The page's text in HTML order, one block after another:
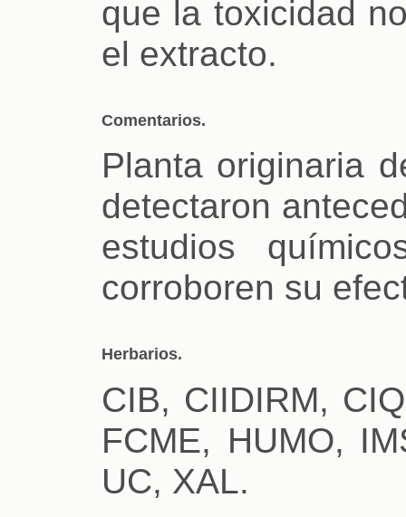
que la toxicidad
el extracto.
Comentarios.
Planta originaria
detectaron
estudios
corroboren su
Herbarios.
CIB, CIIDIRM,
FCME, HUMO,
UC, XAL.